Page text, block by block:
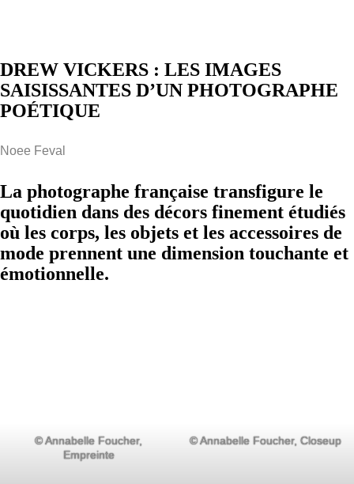
DREW VICKERS : LES IMAGES
SAISISSANTES D’UN PHOTOGRAPHE
POÉTIQUE
Noee Feval
La photographe française transfigure le
quotidien dans des décors finement étudiés
où les corps, les objets et les accessoires de
mode prennent une dimension touchante et
émotionnelle.
© Annabelle Foucher,
Empreinte
© Annabelle Foucher, Closeup